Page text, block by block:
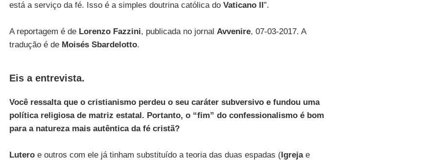
está a serviço da fé. Isso é a simples doutrina católica do Vaticano II”.
A reportagem é de Lorenzo Fazzini, publicada no jornal Avvenire, 07-03-2017. A
tradução é de Moisés Sbardelotto.
Eis a entrevista.
Você ressalta que o cristianismo perdeu o seu caráter subversivo e fundou uma
política religiosa de matriz estatal. Portanto, o “fim” do confessionalismo é bom
para a natureza mais autêntica da fé cristã?
Luteroe outros com ele já tinham substituído a teoria das duas espadas (Igrejae